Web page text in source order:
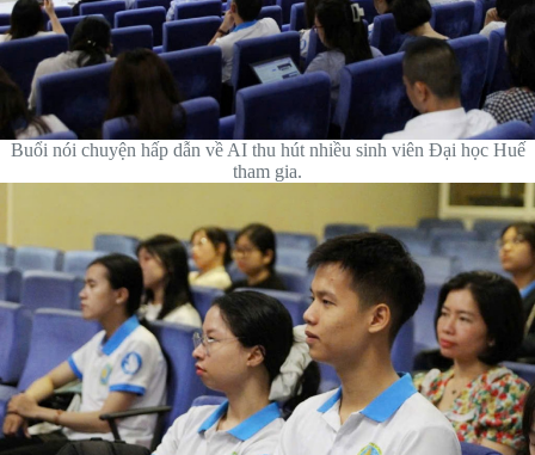
Buổi nói chuyện hấp dẫn về AI thu hút nhiều sinh viên Đại học Huế
tham gia.